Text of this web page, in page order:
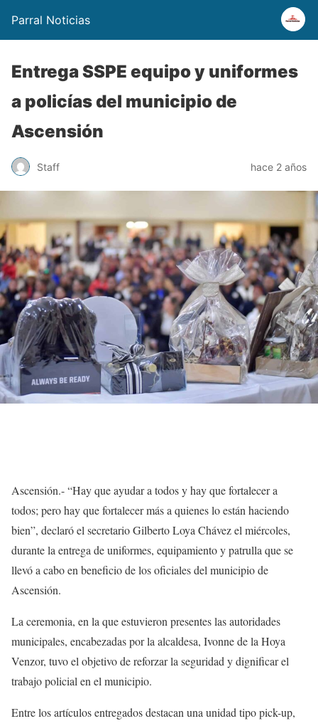
Parral Noticias
Entrega SSPE equipo y uniformes
a policías del municipio de
Ascensión
Staff hace 2 años
Ascensión.- “Hay que ayudar a todos y hay que fortalecer a
todos; pero hay que fortalecer más a quienes lo están haciendo
bien”, declaró el secretario Gilberto Loya Chávez el miércoles,
durante la entrega de uniformes, equipamiento y patrulla que se
llevó a cabo en beneficio de los oficiales del municipio de
Ascensión.
La ceremonia, en la que estuvieron presentes las autoridades
municipales, encabezadas por la alcaldesa, Ivonne de la Hoya
Venzor, tuvo el objetivo de reforzar la seguridad y dignificar el
trabajo policial en el municipio.
Entre los artículos entregados destacan una unidad tipo pick-up,